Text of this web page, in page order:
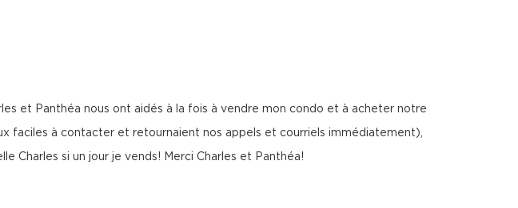
et Panthéa nous ont aidés à la fois à vendre mon condo et à acheter notre
faciles à contacter et retournaient nos appels et courriels immédiatement),
Charles si un jour je vends! Merci Charles et Panthéa!